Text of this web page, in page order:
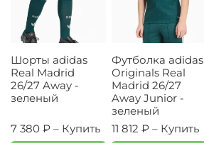
Шорты adidas
Real Madrid
26/27 Away -
зеленый
7 380 ₽ – Купить
Футболка adidas
Originals Real
Madrid 26/27
Away Junior -
зеленый
11 812 ₽ – Купить